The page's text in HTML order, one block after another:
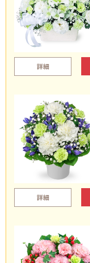
詳細
詳細